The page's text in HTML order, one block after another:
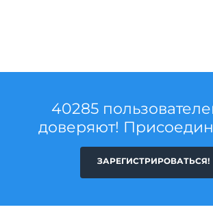
40285
доверяют!
ЗАРЕГИСТРИРОВАТЬСЯ!